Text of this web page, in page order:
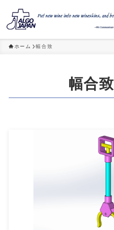
ホーム 幅合致
幅合致